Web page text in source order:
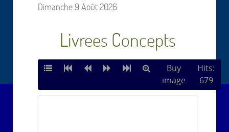
Dimanche 9 Août 2026
Livrees Concepts
Buy
image
Hits:
679